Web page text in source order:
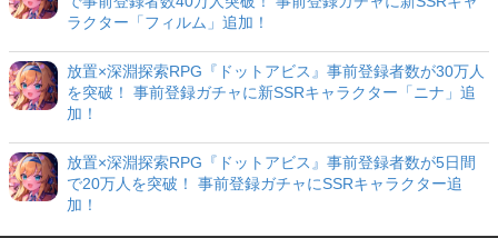
ラクター「フィルム」追加！
放置×深淵探索RPG『ドットアビス』事前登録者数が30万人
を突破！ 事前登録ガチャに新SSRキャラクター「ニナ」追
加！
放置×深淵探索RPG『ドットアビス』事前登録者数が5日間
で20万人を突破！ 事前登録ガチャにSSRキャラクター追
加！